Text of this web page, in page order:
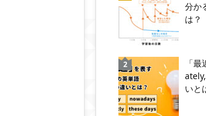
分か
は？
「
いと